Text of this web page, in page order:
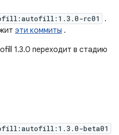
rc01
.
эти коммиты .
1.3.0 переходит в стадию
beta01